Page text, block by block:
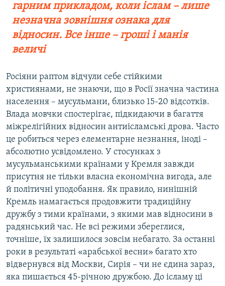
гарним прикладом, коли іслам – лише
незначна зовнішня ознака для
відносин. Все інше – гроші і манія
величі
Росіяни раптом відчули себе стійкими
християнами, не знаючи, що в Росії значна частина
населення – мусульмани, близько 15-20 відсотків.
Влада мовчки спостерігає, підкидаючи в багаття
міжрелігійних відносин антиісламські дрова. Часто
це робиться через елементарне незнання, іноді –
абсолютно усвідомлено. У стосунках з
мусульманськими країнами у Кремля завжди
присутня не тільки власна економічна вигода, але
й політичні уподобання. Як правило, нинішній
Кремль намагається продовжити традиційну
дружбу з тими країнами, з якими мав відносини в
радянський час. Не всі режими збереглися,
точніше, їх залишилося зовсім небагато. За останні
роки в результаті «арабської весни» багато хто
відвернувся від Москви, Сирія – чи не єдина зараз,
яка пишається 45-річною дружбою. До ісламу ці